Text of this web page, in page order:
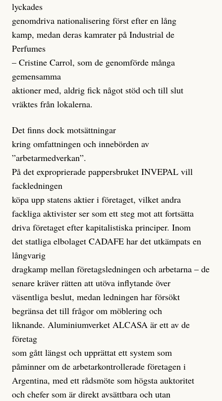
lyckades
genomdriva nationalisering först efter en lång
kamp, medan deras kamrater på Industrial de
Perfumes
– Cristine Carrol, som de genomförde många
gemensamma
aktioner med, aldrig fick något stöd och till slut
vräktes från lokalerna.
Det finns dock motsättningar
kring omfattningen och innebörden av
”arbetarmedverkan”.
På det exproprierade pappersbruket INVEPAL vill
fackledningen
köpa upp statens aktier i företaget, vilket andra
fackliga aktivister ser som ett steg mot att fortsätta
driva företaget efter kapitalistiska principer. Inom
det statliga elbolaget CADAFE har det utkämpats en
långvarig
dragkamp mellan företagsledningen och arbetarna – de
senare kräver rätten att utöva inflytande över
väsentliga beslut, medan ledningen har försökt
begränsa det till frågor om möblering och
liknande. Aluminiumverket ALCASA är ett av de
företag
som gått längst och upprättat ett system som
påminner om de arbetarkontrollerade företagen i
Argentina, med ett rådsmöte som högsta auktoritet
och chefer som är direkt avsättbara och utan